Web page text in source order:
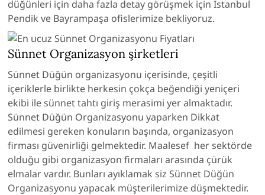
düğünleri için daha fazla detay görüşmek için İstanbul
Pendik ve Bayrampaşa ofislerimize bekliyoruz.
Sünnet Organizasyon şirketleri
Sünnet Düğün organizasyonu içerisinde, çeşitli
içeriklerle birlikte herkesin çokça beğendiği yeniçeri
ekibi ile sünnet tahtı giriş merasimi yer almaktadır.
Sünnet Düğün Organizasyonu yaparken Dikkat
edilmesi gereken konuların başında, organizasyon
firması güvenirliği gelmektedir. Maalesef her sektörde
olduğu gibi organizasyon firmaları arasında çürük
elmalar vardır. Bunları ayıklamak siz Sünnet Düğün
Organizasyonu yapacak müşterilerimize düşmektedir.